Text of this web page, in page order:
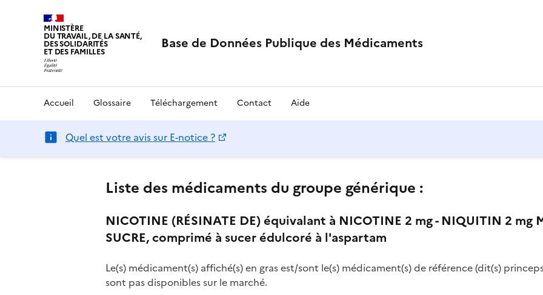
MINISTÈRE
DU TRAVAIL, DE LA SANTÉ,
DES SOLIDARITÉS
ET DES FAMILLES Base de Données Publique des Médicaments
Accueil Glossaire Téléchargement Contact Aide
Quel est votre avis sur E-notice ?
Liste des médicaments du groupe générique :
NICOTINE (RÉSINATE DE) équivalant à NICOTINE 2 mg - NIQUITIN 2 mg
SUCRE, comprimé à sucer édulcoré à l'aspartam
Le(s) médicament(s) affiché(s) en gras est/sont le(s) médicament(s) de référence (dit(s)
sont pas disponibles sur le marché.